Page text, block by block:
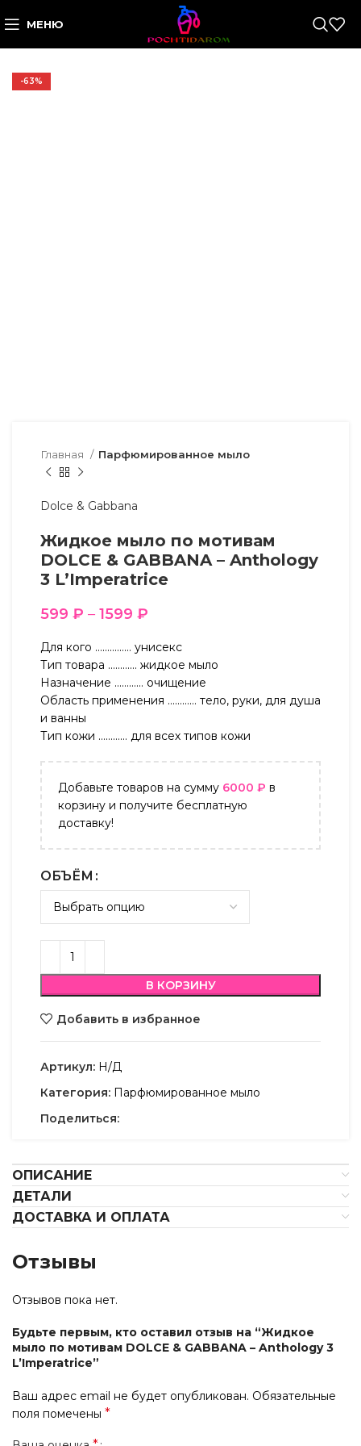
МЕНЮ
-63%
Главная Парфюмированное мыло
Dolce & Gabbana
Жидкое мыло по мотивам
DOLCE & GABBANA – Anthology
3 L’Imperatrice
599 ₽ – 1599 ₽
Для кого …………… унисекс
Тип товара ………… жидкое мыло
Назначение ………… очищение
Область применения ………… тело, руки, для душа
и ванны
Тип кожи ………… для всех типов кожи
Добавьте товаров на сумму 6000 ₽ в
корзину и получите бесплатную
доставку!
ОБЪЁМ
В КОРЗИНУ
Добавить в избранное
Артикул: Н/Д
Категория: Парфюмированное мыло
Поделиться:
ОПИСАНИЕ
ДЕТАЛИ
ДОСТАВКА И ОПЛАТА
Отзывы
Отзывов пока нет.
Будьте первым, кто оставил отзыв на “Жидкое
мыло по мотивам DOLCE & GABBANA – Anthology 3
L’Imperatrice”
Ваш адрес email не будет опубликован. Обязательные
поля помечены *